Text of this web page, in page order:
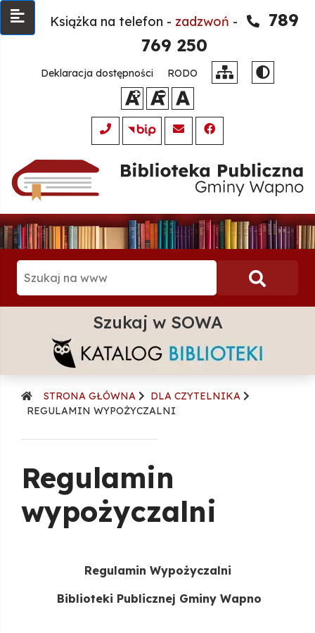
Książka na telefon - zadzwoń -
789
769 250
Deklaracja dostępności RODO
na
aby
Szukaj w SOWA
STRONA GŁÓWNA
DLA CZYTELNIKA
REGULAMIN WYPOŻYCZALNI
Regulamin
wypożyczalni
Regulamin Wypożyczalni
Biblioteki Publicznej Gminy Wapno